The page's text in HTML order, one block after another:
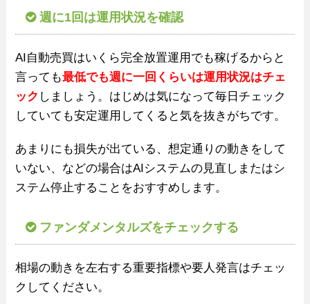
週に1回は運用状況を確認
AI自動売買はいくら完全放置運用でも稼げるからと
言っても最低でも週に一回くらいは運用状況はチェ
ック しましょう。はじめは気になって毎日チェック
していても安定運用してくると気を抜きがちです。
あまりにも損失が出ている、想定通りの動きをして
いない、などの場合はAIシステムの見直しまたはシ
ステム停止することをおすすめします。
ファンダメンタルズをチェックする
相場の動きを左右する重要指標や要人発言はチェッ
クしてください。